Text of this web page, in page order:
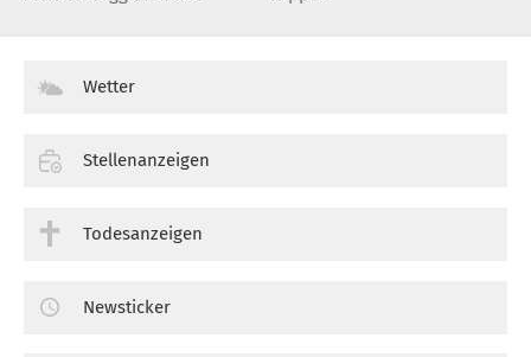
Wetter
Stellenanzeigen
Todesanzeigen
Newsticker